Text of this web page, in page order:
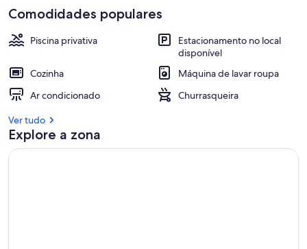
Comodidades populares
Piscina privativa
Estacionamento no local
disponível
Cozinha
Máquina de lavar roupa
Ar condicionado
Churrasqueira
Ver tudo
Explore a zona